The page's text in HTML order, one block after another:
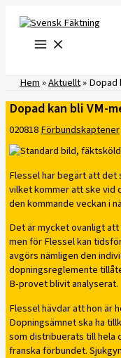
innehåll
Hem»Aktuellt»Dopad
Dopad kan bli VM-
020818Förbundskaptener
Flessel har begärt att det
vilket kommer att ske vid
den kommande veckan i
Det är mycket ovanligt
men för Flessel kan
avgörs nämligen den
dopningsreglemente
B-provet blivit analyserat.
Flessel hävdar att hon är
Dopningsämnet ska ha
som distribuerats till hela
franska förbundet.